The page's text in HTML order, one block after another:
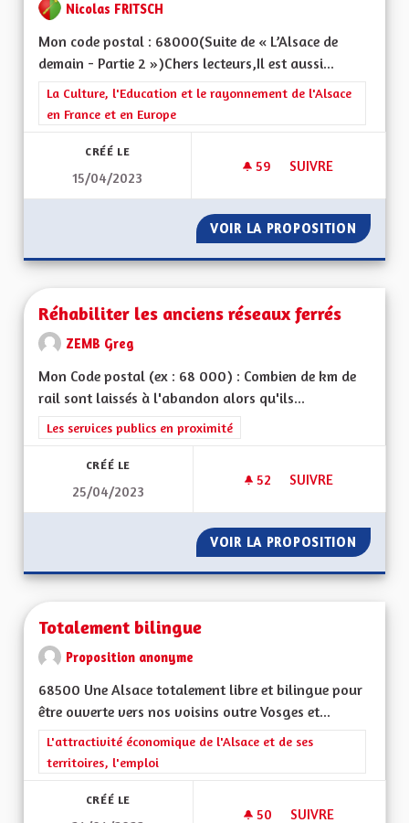
Nicolas FRITSCH
Mon code postal : 68000(Suite de « L’Alsace de
demain - Partie 2 »)Chers lecteurs,Il est aussi...
Filtrer les résultats de la catégorie : La Culture, l'Education et
La Culture, l'Education et le rayonnement de l'Alsace
en France et en Europe
CRÉÉ LE
15/04/2023
59 59 ABONNÉS
SUIVRE
VOIR LA PROPOSITION
Réhabiliter les anciens réseaux ferrés
ZEMB Greg
Mon Code postal (ex : 68 000) : Combien de km de
rail sont laissés à l'abandon alors qu'ils...
Filtrer les résultats de la catégorie : Les services publics en
Les services publics en proximité
CRÉÉ LE
25/04/2023
52 52 ABONNÉS
SUIVRE
VOIR LA PROPOSITION
Totalement bilingue
Proposition anonyme
68500 Une Alsace totalement libre et bilingue pour
être ouverte vers nos voisins outre Vosges et...
Filtrer les résultats de la catégorie : L'attractivité
L'attractivité économique de l'Alsace et de ses
territoires, l'emploi
CRÉÉ LE
50 50 ABONNÉS
SUIVRE